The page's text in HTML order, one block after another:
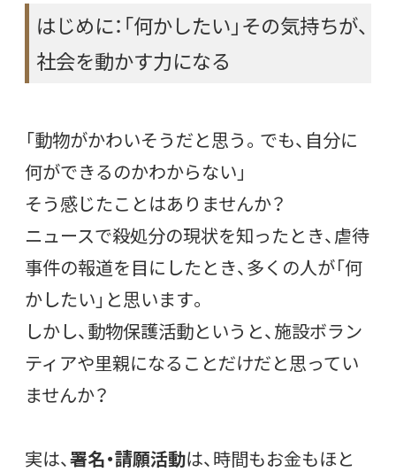
はじめに：「何かしたい」その気持ちが、
社会を動かす力になる
「動物がかわいそうだと思う。でも、自分に
何ができるのかわからない」
そう感じたことはありませんか？
ニュースで殺処分の現状を知ったとき、虐待
事件の報道を目にしたとき、多くの人が「何
かしたい」と思います。
しかし、動物保護活動というと、施設ボラン
ティアや里親になることだけだと思ってい
ませんか？
実は、署名・請願活動は、時間もお金もほと